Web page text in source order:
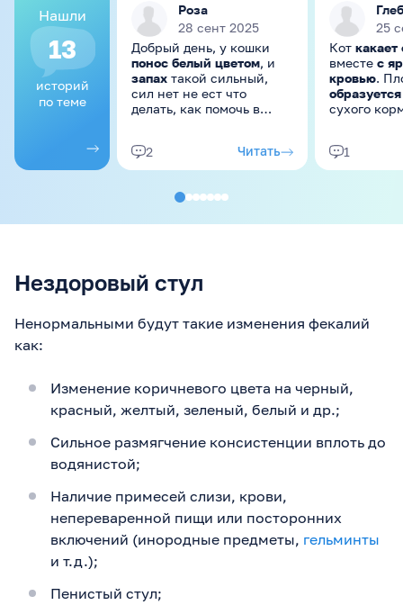
Нашли
13
историй
по теме
Роза
28 сент 2025
Добрый день, у кошки
понос белый цветом, и
запах такой сильный,
сил нет не ест что
делать, как помочь в
2
Читать
Глеб
25
Кот
вместе с
кровью.
сухого
немного
редко
холодный,
1
Нездоровый стул
Ненормальными будут такие изменения фекалий
как:
Изменение коричневого цвета на черный,
красный, желтый, зеленый, белый и др.;
Сильное размягчение консистенции вплоть до
водянистой;
Наличие примесей слизи, крови,
непереваренной пищи или посторонних
включений (инородные предметы, гельминты
и т.д.);
Пенистый стул;